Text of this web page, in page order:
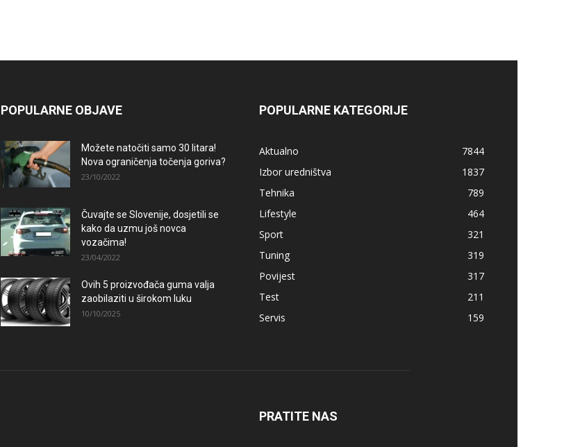
POPULARNE OBJAVE
Možete natočiti samo 30 litara!
Nova ograničenja točenja goriva?
23/10/2022
Čuvajte se Slovenije, dosjetili se
kako da uzmu još novca
vozačima!
23/04/2022
Ovih 5 proizvođača guma valja
zaobilaziti u širokom luku
10/10/2025
POPULARNE KATEGORIJE
Aktualno
7844
Izbor uredništva
1837
Tehnika
789
Lifestyle
464
Sport
321
Tuning
319
Povijest
317
Test
211
Servis
159
PRATITE NAS